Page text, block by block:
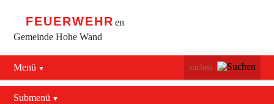
FEUERWEHR en
Gemeinde Hohe Wand
Menü
Navigation
überspringen
Submenü